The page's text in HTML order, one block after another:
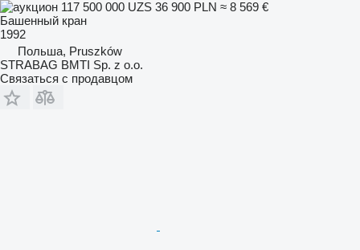
117 500 000 UZS 36 900 PLN ≈ 8 569 €
Башенный кран
1992
Польша, Pruszków
STRABAG BMTI Sp. z o.o.
Связаться с продавцом